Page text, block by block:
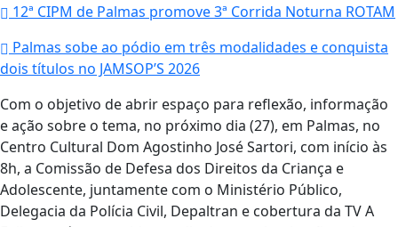
12ª CIPM de Palmas promove 3ª Corrida Noturna ROTAM
Palmas sobe ao pódio em três modalidades e conquista
dois títulos no JAMSOP’S 2026
Com o objetivo de abrir espaço para reflexão, informação
e ação sobre o tema, no próximo dia (27), em Palmas, no
Centro Cultural Dom Agostinho José Sartori, com início às
8h, a Comissão de Defesa dos Direitos da Criança e
Adolescente, juntamente com o Ministério Público,
Delegacia da Polícia Civil, Depaltran e cobertura da TV A